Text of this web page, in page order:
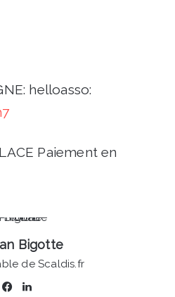
helloasso:
Paiement en
Bigotte
de Scaldis.fr
Facebook